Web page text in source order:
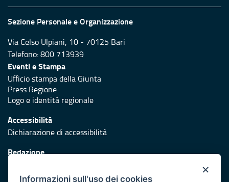
Sezione Personale e Organizzazione
Via Celso Ulpiani, 10 - 70125 Bari
Telefono: 800 713939
Eventi e Stampa
Ufficio stampa della Giunta
Press Regione
Logo e identità regionale
Accessibilità
Dichiarazione di accessibilità
Redazione
×
Informazioni sull'uso dei cookies